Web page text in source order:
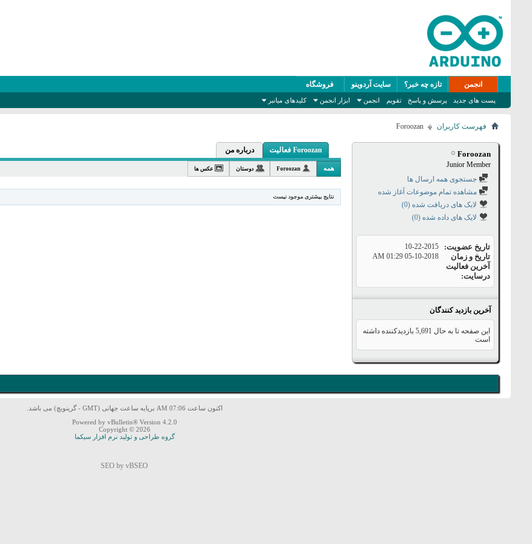
انجمن
پست های جدید پرسش و پاسخ تقویم انجمن ابزار انجمن کلیدهای میانبر
تازه چه خبر؟ سایت آردوینو فروشگاه
فهرست کاربران Foroozan
Foroozan
Junior Member
جستجوی همه ارسال ها
مشاهده تمام موضوعات آغاز شده
لایک های دریافت شده (0)
لایک های داده شده (0)
تاریخ عضویت 10-22-2015
تاریخ و زمان
آخرین فعالیت
درسایت
05-10-2018
01:29 AM
آخرین بازدید کنندگان
این صفحه تا به حال 5,691 بازدیدکننده داشته
است
Foroozan فعالیت درباره من
همه Foroozan دوستان عکس ها
نتایج بیشتری موجود نیست
اکنون ساعت 07:06 AM برپایه ساعت جهانی (GMT - گرینویچ) می باشد.
Powered by vBulletin® Version 4.2.0
Copyright © 2026
گروه طراحی و تولید نرم افزار سیکما
SEO by vBSEO